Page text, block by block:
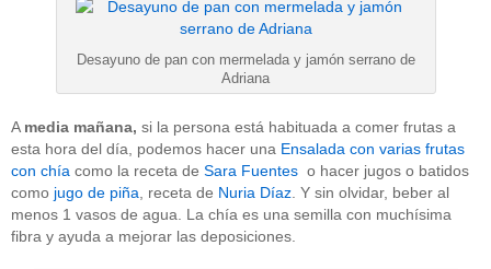
Desayuno de pan con mermelada y jamón serrano de
Adriana
A media mañana, si la persona está habituada a comer frutas a
esta hora del día, podemos hacer una Ensalada con varias frutas
con chía como la receta de Sara Fuentes o hacer jugos o batidos
como jugo de piña , receta de Nuria Díaz . Y sin olvidar, beber al
menos 1 vasos de agua. La chía es una semilla con muchísima
fibra y ayuda a mejorar las deposiciones.